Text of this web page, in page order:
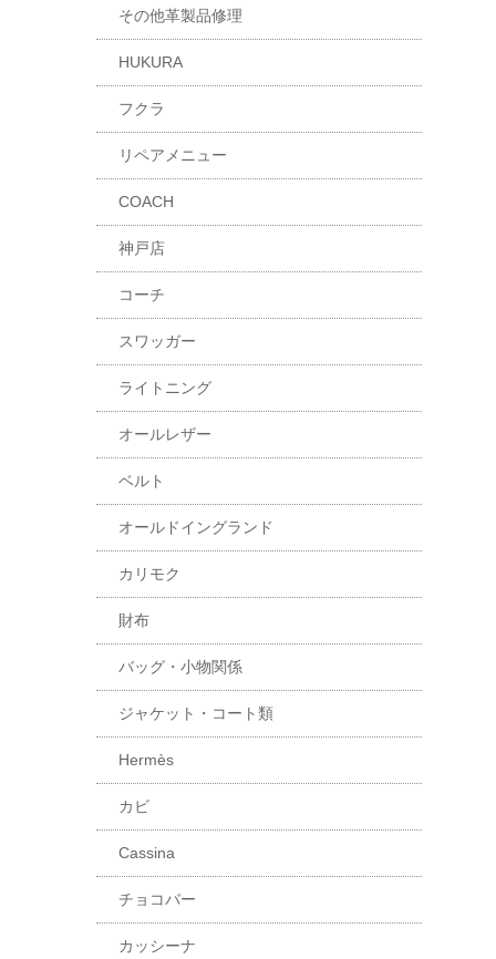
その他革製品修理
HUKURA
フクラ
リペアメニュー
COACH
神戸店
コーチ
スワッガー
ライトニング
オールレザー
ベルト
オールドイングランド
カリモク
財布
バッグ・小物関係
ジャケット・コート類
Hermès
カビ
Cassina
チョコバー
カッシーナ